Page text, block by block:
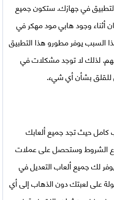
التطبيق في جهازك. ستكون جميع
أثناء وجودهابي مود مهكرفي
السبب يوفر مطورو هذا التطبيق
لذلك لا توجد مشكلات في
للقلق بشأن أي شيء.
كامل حيث تجد جميع ألعابك
الشروط وستحصل على عملات
لك جميع ألعاب التعديل في
على لعبتك دون الذهاب إلى أي